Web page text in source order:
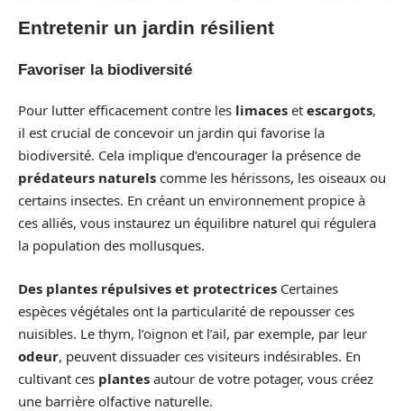
Entretenir un jardin résilient
Favoriser la biodiversité
Pour lutter efficacement contre les limaces et escargots,
il est crucial de concevoir un jardin qui favorise la
biodiversité. Cela implique d’encourager la présence de
prédateurs naturels comme les hérissons, les oiseaux ou
certains insectes. En créant un environnement propice à
ces alliés, vous instaurez un équilibre naturel qui régulera
la population des mollusques.
Des plantes répulsives et protectrices Certaines
espèces végétales ont la particularité de repousser ces
nuisibles. Le thym, l’oignon et l’ail, par exemple, par leur
odeur, peuvent dissuader ces visiteurs indésirables. En
cultivant ces plantes autour de votre potager, vous créez
une barrière olfactive naturelle.